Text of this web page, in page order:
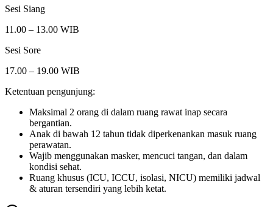
Sesi Siang
11.00 – 13.00 WIB
Sesi Sore
17.00 – 19.00 WIB
Ketentuan pengunjung:
Maksimal 2 orang di dalam ruang rawat inap secara
bergantian.
Anak di bawah 12 tahun tidak diperkenankan masuk ruang
perawatan.
Wajib menggunakan masker, mencuci tangan, dan dalam
kondisi sehat.
Ruang khusus (ICU, ICCU, isolasi, NICU) memiliki jadwal
& aturan tersendiri yang lebih ketat.